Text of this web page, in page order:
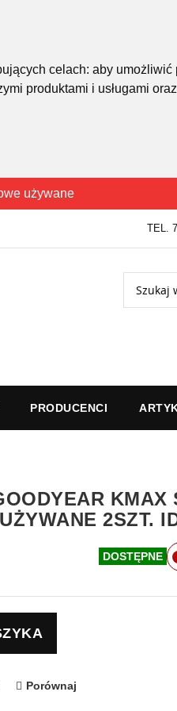
celach: aby umożliwić
produktami i usługami
używane
TEL.
PRODUCENCI
KMAX
2SZT.
DOSTĘPNE
Porównaj